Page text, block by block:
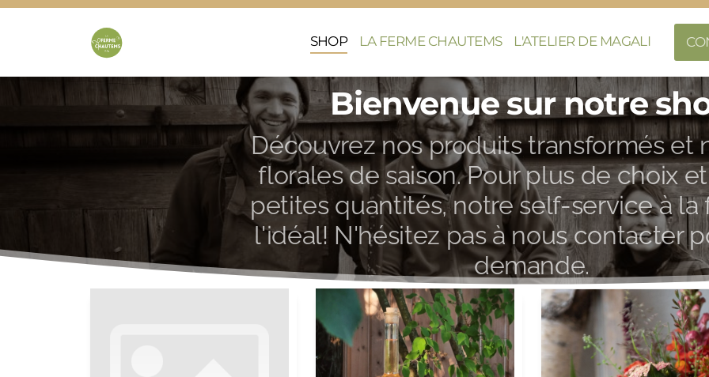
SHOP LA FERME CHAUTEMS L'ATELIER DE MAGALI
Bienvenue sur notre
Découvrez nos produits transformés et
florales de saison. Pour plus de choix
petites quantités, notre self-service à la
l'idéal! N'hésitez pas à nous contacter
demande.